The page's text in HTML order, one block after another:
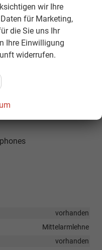
& Android Auto)
vorhanden
Mittelarmlehne
vorhanden
wir Ihre
für Marketing,
die Sie uns Ihr
Ihre Einwilligung
widerrufen.